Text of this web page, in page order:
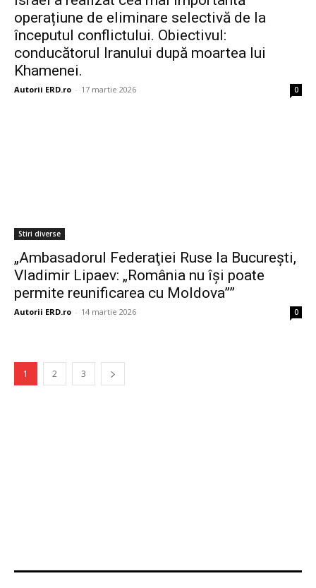
operațiune de eliminare selectivă de la
începutul conflictului. Obiectivul:
conducătorul Iranului după moartea lui
Khamenei.
Autorii ERD.ro - 17 martie 2026 0
Stiri diverse
„Ambasadorul Federaţiei Ruse la Bucureşti,
Vladimir Lipaev: „România nu îşi poate
permite reunificarea cu Moldova””
Autorii ERD.ro - 14 martie 2026 0
1 2 3